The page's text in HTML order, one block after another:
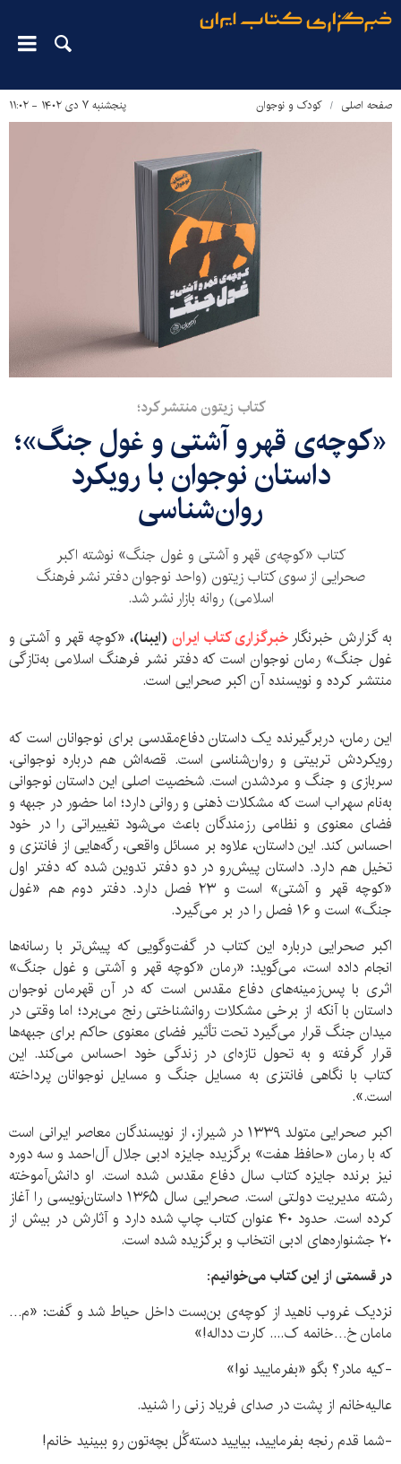
صفحه اصلی کودک و نوجوان پنجشنبه ۷ دی ۱۴۰۲ - ۱۱:۰۲
کتاب زیتون منتشر کرد؛
«کوچه‌ی قهر و آشتی و غول جنگ»؛
داستان نوجوان با رویکرد
روان‌شناسی
کتاب «کوچه‌ی قهر و آشتی و غول جنگ» نوشته اکبر
صحرایی از سوی کتاب زیتون (واحد نوجوان دفتر نشر فرهنگ
اسلامی) روانه بازار نشر شد.
به گزارش خبرنگار خبرگزاری کتاب ایران(ایبنا)،«کوچه قهر و آشتی و
غول جنگ» رمان نوجوان است که دفتر نشر فرهنگ اسلامی به‌تازگی
منتشر کرده و نویسنده آن اکبر صحرایی است.
این رمان، دربرگیرنده یک داستان دفاع‌مقدسی برای نوجوانان است که
رویکردش تربیتی و روان‌شناسی است. قصه‌اش هم درباره نوجوانی،
سربازی و جنگ و مردشدن است. شخصیت اصلی این داستان نوجوانی
به‌نام سهراب است که مشکلات ذهنی و روانی دارد؛ اما حضور در جبهه و
فضای معنوی و نظامی رزمندگان باعث می‌شود تغییراتی را در خود
احساس کند. این داستان، علاوه بر مسائل واقعی، رگه‌هایی از فانتزی و
تخیل هم دارد. داستان پیش‌رو در دو دفتر تدوین شده که دفتر اول
«کوچه قهر و آشتی» است و ۲۳ فصل دارد. دفتر دوم هم «غول
جنگ» است و ۱۶ فصل را در بر می‌گیرد.
اکبر صحرایی درباره این کتاب در گفت‌وگویی که پیش‌تر با رسانه‌ها
انجام داده است، می‌گوید: «رمان «کوچه قهر و آشتی و غول جنگ»
اثری با پس‌زمینه‌های دفاع مقدس است که در آن قهرمان نوجوان
داستان با آنکه از برخی مشکلات روانشناختی رنج می‌برد؛ اما وقتی در
میدان جنگ قرار می‌گیرد تحت تأثیر فضای معنوی حاکم برای جبهه‌ها
قرار گرفته و به تحول تازه‌ای در زندگی خود احساس می‌کند. این
کتاب با نگاهی فانتزی به مسایل جنگ و مسایل نوجوانان پرداخته
است.».
اکبر صحرایی متولد ۱۳۳۹ در شیراز، از نویسندگان معاصر ایرانی است
که با رمان «حافظ هفت» برگزیده جایزه ادبی جلال آل‌احمد و سه دوره
نیز برنده جایزه کتاب سال دفاع مقدس شده است. او دانش‌آموخته
رشته مدیریت دولتی است. صحرایی سال ۱۳۶۵ داستان‌نویسی را آغاز
کرده است. حدود ۴۰ عنوان کتاب چاپ شده دارد و آثارش در بیش از
۲۰ جشنواره‌های ادبی انتخاب و برگزیده شده است
.
در قسمتی از این کتاب می‌خوانیم:
نزدیک غروب ناهید از کوچه‌ی بن‌بست داخل حیاط شد و گفت: «م…
مامان خ…خانمه ک.... کارت دداله!»
-کیه مادر؟ بگو «بفرمایید نو!»
عالیه‌خانم از پشت در صدای فریاد زنی را شنید.
-شما قدم رنجه بفرمایید، بیایید دسته‌گُل بچه‌تون رو ببینید خانم!